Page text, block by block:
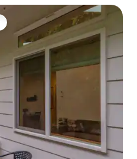
más destacados